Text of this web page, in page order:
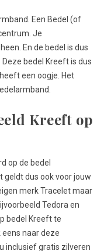
Een Bedel (of
Je
En de bedel is dus
bedel Kreeft is dus
een oogje. Het
Kreeft op
op de bedel
geldt dus ook voor jouw
merk Tracelet maar
Tedora en
bedel Kreeft te
naar deze
inclusief gratis zilveren